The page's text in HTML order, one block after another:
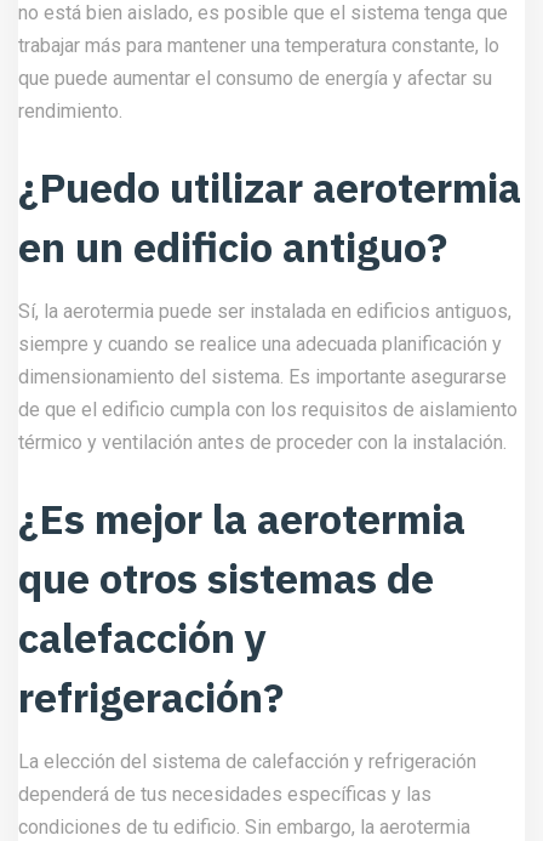
no está bien aislado, es posible que el sistema tenga que
trabajar más para mantener una temperatura constante, lo
que puede aumentar el consumo de energía y afectar su
rendimiento.
¿Puedo utilizar aerotermia
en un edificio antiguo?
Sí, la aerotermia puede ser instalada en edificios antiguos,
siempre y cuando se realice una adecuada planificación y
dimensionamiento del sistema. Es importante asegurarse
de que el edificio cumpla con los requisitos de aislamiento
térmico y ventilación antes de proceder con la instalación.
¿Es mejor la aerotermia
que otros sistemas de
calefacción y
refrigeración?
La elección del sistema de calefacción y refrigeración
dependerá de tus necesidades específicas y las
condiciones de tu edificio. Sin embargo, la aerotermia